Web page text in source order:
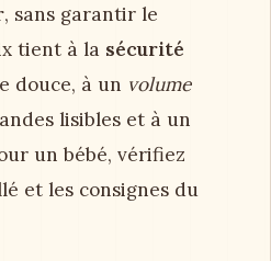
, sans garantir le
tient à la sécurité
douce, à un volume
lisibles et à un
un bébé, vérifiez
et les consignes du